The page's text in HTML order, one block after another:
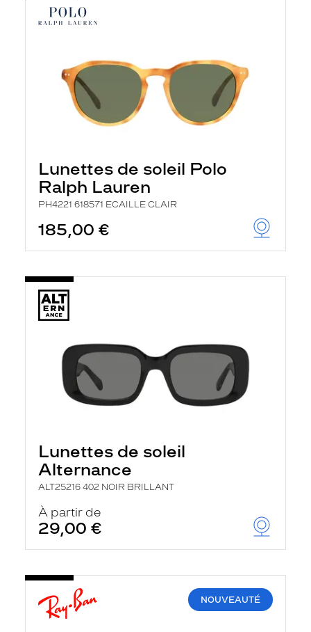
Lunettes de soleil Polo
Ralph Lauren
PH4221 618571 ECAILLE CLAIR
185,00 €
Lunettes de soleil
Alternance
ALT25216 402 NOIR BRILLANT
À partir de
29,00 €
NOUVEAUTÉ